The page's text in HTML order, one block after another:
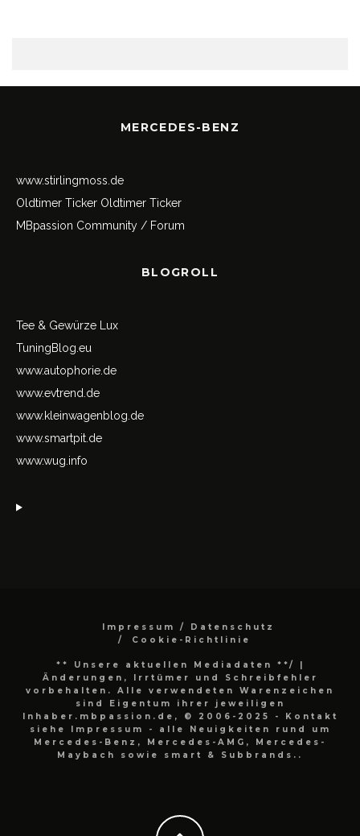
MERCEDES-BENZ
www.stirlingmoss.de
Oldtimer Ticker Oldtimer Ticker
MBpassion Community / Forum
BLOGROLL
Tee & Gewürze Lux
TuningBlog.eu
www.autophorie.de
www.evtrend.de
www.kleinwagenblog.de
www.smartpit.de
www.wug.info
Impressum / Datenschutz
Cookie-Richtlinie
** Unsere aktuellen Mediadaten **/
|
Änderungen, Irrtümer und Schreibfehler
vorbehalten. Alle verwendeten Warenzeichen
sind Eigentum ihrer jeweiligen
Inhaber.mbpassion.de, © 2006-2025 - Kontakt
siehe Impressum - alle Neuigkeiten rund um
Mercedes-Benz, Mercedes-AMG, Mercedes-
Maybach sowie smart & Subbrands..